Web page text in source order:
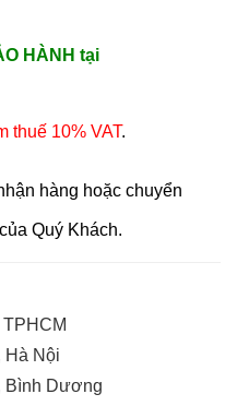
HÀNH tại
thuế 10% VAT.
hàng hoặc chuyển
Quý Khách.
Hà Nội
Bình Dương